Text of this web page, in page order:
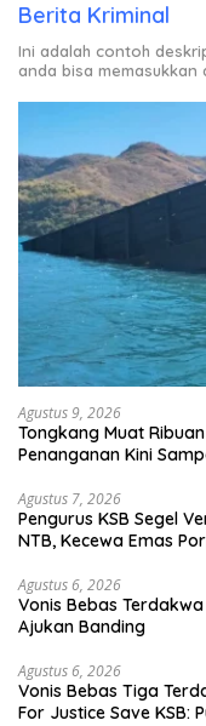
Berita Kriminal
Ini adalah contoh
anda bisa memasukkan
Agustus 9, 2026
Tongkang Muat
Penanganan Kini
Agustus 7, 2026
Pengurus KSB Segel
NTB, Kecewa Emas
Agustus 6, 2026
Vonis Bebas
Ajukan Banding
Agustus 6, 2026
Vonis Bebas Tiga
For Justice Save KSB: